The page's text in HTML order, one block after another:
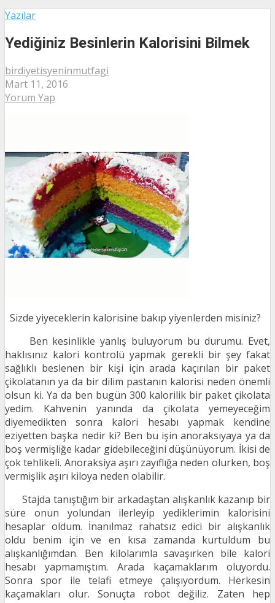
Yazılar
Yediğiniz Besinlerin Kalorisini Bilmek
birdiyetisyeninmutfagi
Mart 11, 2016
Yorum Yap
Sizde yiyeceklerin kalorisine bakıp yiyenlerden misiniz?
Ben kesinlikle yanlış buluyorum bu durumu. Evet,
haklısınız kalori kontrolü yapmak gerekli bir şey fakat
sağlıklı beslenen bir kişi için arada kaçırılan bir paket
çikolatanın ya da bir dilim pastanın kalorisi neden önemli
olsun ki. Ya da ben bugün 300 kalorilik bir paket çikolata
yedim. Kahvenin yanında da çikolata yemeyeceğim
diyemedikten sonra kalori hesabı yapmak kendine
eziyetten başka nedir ki? Ben bu işin anoraksıyaya ya da
boş vermişliğe kadar gidebileceğini düşünüyorum. İkisi de
çok tehlikeli. Anoraksiya aşırı zayıflığa neden olurken, boş
vermişlik aşırı kiloya neden olabilir.
Stajda tanıştığım bir arkadaştan alışkanlık kazanıp bir
süre onun yolundan ilerleyip yediklerimin kalorisini
hesaplar oldum. İnanılmaz rahatsız edici bir alışkanlık
oldu benim için ve en kısa zamanda kurtuldum bu
alışkanlığımdan. Ben kilolarımla savaşırken bile kalori
hesabı yapmamıştım. Arada kaçamaklarım oluyordu.
Sonra spor ile telafi etmeye çalışıyordum. Herkesin
kaçamakları olur. Sonuçta robot değiliz. Zaten hep